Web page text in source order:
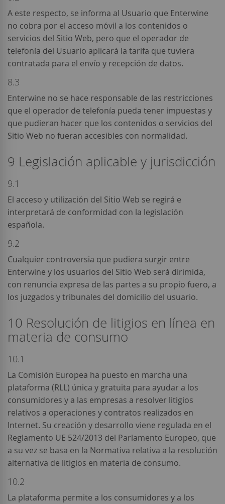
A este respecto, se informa al Usuario que Enterwine
no cobra por el acceso móvil a los contenidos o
servicios del Sitio Web, pero que el operador de
telefonía del Usuario aplicará la tarifa que tuviera
contratada para el envío y recepción de datos.
8.3
Enterwine no se hace responsable de las restricciones
que el operador de telefonía pueda tener impuestas y
que pudieran hacer que los contenidos o servicios del
Sitio Web no fueran accesibles con normalidad.
9 Legislación aplicable y jurisdicción
9.1
El acceso y utilización del Sitio Web se regirá e
interpretará de conformidad con la legislación
española.
9.2
Cualquier controversia que pudiera surgir entre
Enterwine y los usuarios del Sitio Web será dirimida,
con renuncia expresa de las partes a su propio fuero, a
los juzgados y tribunales del domicilio del usuario.
10 Resolución de litigios en línea en
materia de consumo
10.1
La Comisión Europea ha puesto en marcha una
plataforma (RLL) única y gratuita para ayudar a los
consumidores y a las empresas a resolver litigios
relativos a operaciones y contratos realizados en
Internet. Su creación y desarrollo viene regulada en el
Reglamento UE 524/2013 del Parlamento Europeo, que
a su vez se basa en la Normativa relativa a la resolución
alternativa de litigios en materia de consumo.
10.2
La plataforma permite a los consumidores y a los